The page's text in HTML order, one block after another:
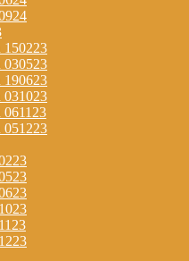
150223
030523
190623
031023
061123
051223